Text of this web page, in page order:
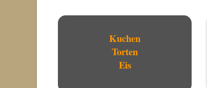
Kuchen
Torten
Eis